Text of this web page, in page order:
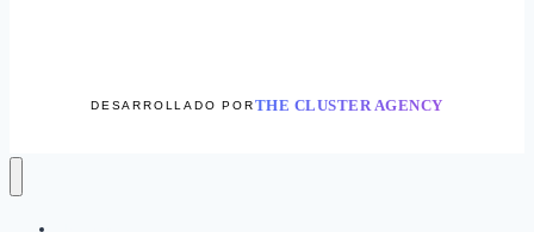
DESARROLLADO PORTHE CLUSTER AGENCY